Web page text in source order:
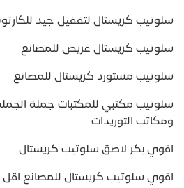
سلوتيب كريستال لتقفيل جيد
سلوتيب كريستال عريض للمصانع
سلوتيب مستورد كريستال للمصانع
سلوتيب مكتبي للمكتبات جملة الجملة
ومكاتب التوريدات
اقوي بكر لاصق سلوتيب كريستال
اقوي سلوتيب كريستال للمصانع